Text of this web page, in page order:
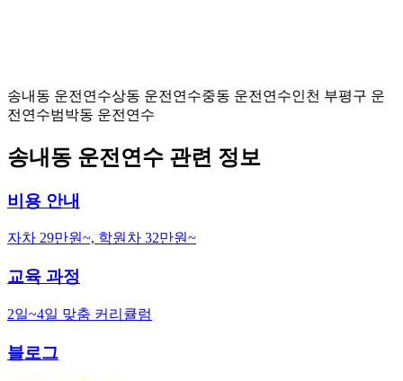
송내동 운전연수상동 운전연수중동 운전연수인천 부평구 운
전연수범박동 운전연수
송내동 운전연수 관련 정보
비용 안내
자차 29만원~, 학원차 32만원~
교육 과정
2일~4일 맞춤 커리큘럼
블로그